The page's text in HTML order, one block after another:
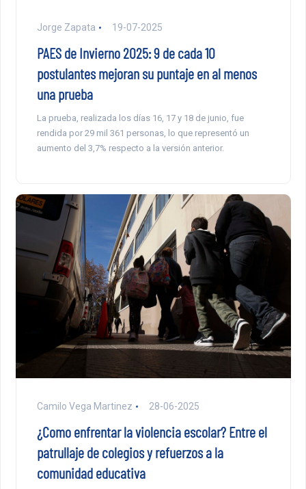
Jorge Zapata 19-07-2025
PAES de Invierno 2025: 9 de cada 10
postulantes mejoran su puntaje en al menos
una prueba
La prueba, realizada los días 16, 17 y 18 de junio, fue
rendida por 29 mil 361 personas, lo que representó un
aumento del 3,7% respecto a la versión anterior.
Camilo Vega Martinez 28-06-2025
¿Como enfrentar la violencia escolar? Entre el
patrullaje de colegios y refuerzos a la
comunidad educativa